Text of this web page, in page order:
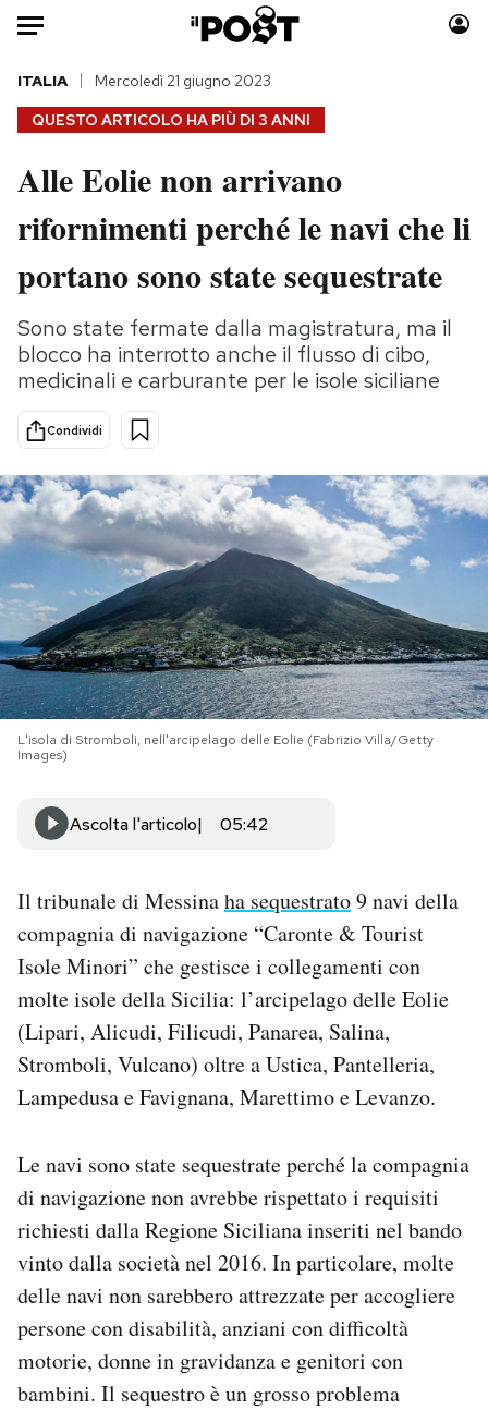
Auto
HOME
Italia
Politica
Tecnologia
Scienza
Cultura
Sport
Moda
Libri
Consumismi
Storie/Idee
Media
Europa
PODCAST
NEWSLETTER
I MIEI PREFERITI
SHOP
CALENDARIO
AREA PERSONALE
Area Personale
Newsletter
Notifiche mobile
Regala il Post
Esci
QUESTO ARTICOLO HA PIÙ DI 3 ANNI
ITALIA Mercoledì 21 giugno 2023
Alle Eolie non arrivano
rifornimenti perché le navi che li
portano sono state sequestrate
Sono state fermate dalla magistratura, ma il
blocco ha interrotto anche il flusso di cibo,
medicinali e carburante per le isole siciliane
Condividi
L'isola di Stromboli, nell'arcipelago delle Eolie (Fabrizio Villa/Getty
Images)
Ascolta l'articolo 05:42
Il tribunale di Messinaha sequestrato9 navi della
compagnia di navigazione “Caronte & Tourist
Isole Minori” che gestisce i collegamenti con
molte isole della Sicilia: l’arcipelago delle Eolie
(Lipari, Alicudi, Filicudi, Panarea, Salina,
Stromboli, Vulcano) oltre a Ustica, Pantelleria,
Lampedusa e Favignana, Marettimo e Levanzo.
Le navi sono state sequestrate perché la compagnia
di navigazione non avrebbe rispettato i requisiti
richiesti dalla Regione Siciliana inseriti nel bando
vinto dalla società nel 2016. In particolare, molte
delle navi non sarebbero attrezzate per accogliere
persone con disabilità, anziani con difficoltà
motorie, donne in gravidanza e genitori con
bambini. Il sequestro è un grosso problema